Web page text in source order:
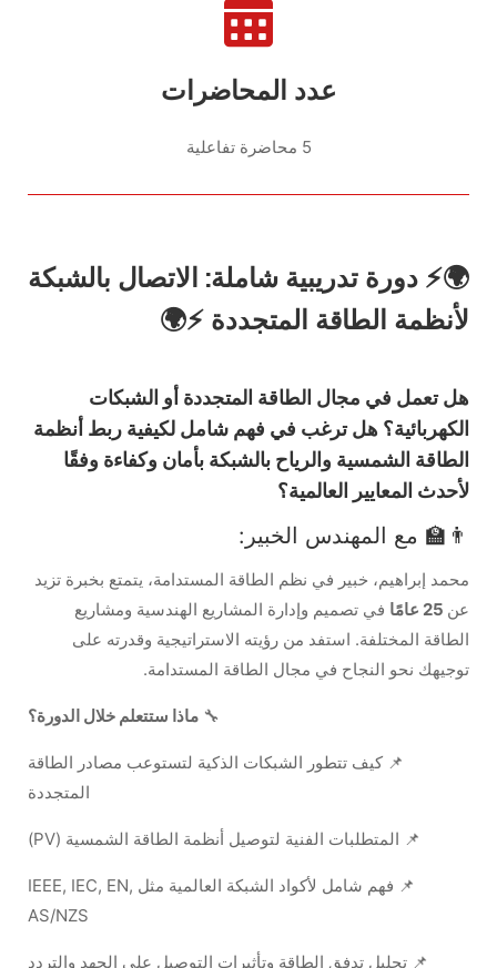
عدد المحاضرات
5 محاضرة تفاعلية
🌍⚡ دورة تدريبية شاملة: الاتصال بالشبكة
لأنظمة الطاقة المتجددة ⚡🌍
هل تعمل في مجال الطاقة المتجددة أو الشبكات
الكهربائية؟ هل ترغب في فهم شامل لكيفية ربط أنظمة
الطاقة الشمسية والرياح بالشبكة بأمان وكفاءة وفقًا
لأحدث المعايير العالمية؟
👨‍🏫 مع المهندس الخبير:
محمد إبراهيم، خبير في نظم الطاقة المستدامة، يتمتع بخبرة تزيد
عن
في تصميم وإدارة المشاريع الهندسية ومشاريع
الطاقة المختلفة. استفد من رؤيته الاستراتيجية وقدرته على
توجيهك نحو النجاح في مجال الطاقة المستدامة.
🔧 ماذا ستتعلم خلال الدورة؟
📌 كيف تتطور الشبكات الذكية لتستوعب مصادر الطاقة
المتجددة
📌 المتطلبات الفنية لتوصيل أنظمة الطاقة الشمسية (PV)
📌 فهم شامل لأكواد الشبكة العالمية مثل IEEE, IEC, EN,
AS/NZS
📌 تحليل تدفق الطاقة وتأثيرات التوصيل على الجهد والتردد